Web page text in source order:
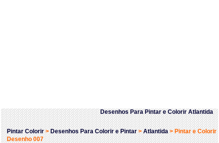
Desenhos Para Pintar e Colorir Atlantida
Pintar Colorir>Desenhos Para Colorir e Pintar>Atlantida>Pintar e Colorir
Desenho 007